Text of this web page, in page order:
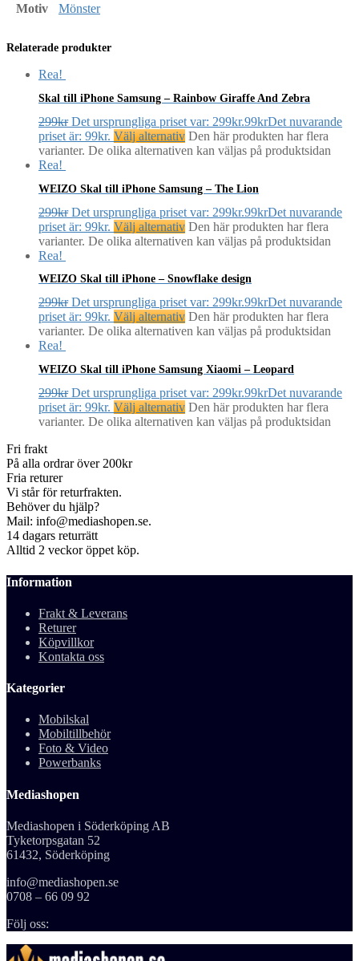
Motiv Mönster
Relaterade produkter
Rea!
Skal till iPhone Samsung – Rainbow Giraffe And Zebra
299kr Det ursprungliga priset var: 299kr.99krDet nuvarande
priset är: 99kr. Välj alternativ Den här produkten har flera
varianter. De olika alternativen kan väljas på produktsidan
Rea!
WEIZO Skal till iPhone Samsung – The Lion
299kr Det ursprungliga priset var: 299kr.99krDet nuvarande
priset är: 99kr. Välj alternativ Den här produkten har flera
varianter. De olika alternativen kan väljas på produktsidan
Rea!
WEIZO Skal till iPhone – Snowflake design
299kr Det ursprungliga priset var: 299kr.99krDet nuvarande
priset är: 99kr. Välj alternativ Den här produkten har flera
varianter. De olika alternativen kan väljas på produktsidan
Rea!
WEIZO Skal till iPhone Samsung Xiaomi – Leopard
299kr Det ursprungliga priset var: 299kr.99krDet nuvarande
priset är: 99kr. Välj alternativ Den här produkten har flera
varianter. De olika alternativen kan väljas på produktsidan
Fri frakt
På alla ordrar över 200kr
Fria returer
Vi står för returfrakten.
Behöver du hjälp?
Mail: info@mediashopen.se.
14 dagars returrätt
Alltid 2 veckor öppet köp.
Information
Frakt & Leverans
Returer
Köpvillkor
Kontakta oss
Kategorier
Mobilskal
Mobiltillbehör
Foto & Video
Powerbanks
Mediashopen
Mediashopen i Söderköping AB
Tyketorpsgatan 52
61432, Söderköping
info@mediashopen.se
0708 – 66 09 92
Följ oss: